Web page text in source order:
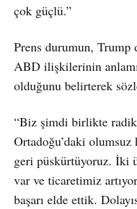
çok güçlü.”
Prens durumun, Trump
ABD ilişkilerinin
olduğunu belirterek
“Biz şimdi birlikte
Ortadoğu’daki
geri püskürtüyoruz. İki
var ve ticaretimiz
başarı elde ettik.